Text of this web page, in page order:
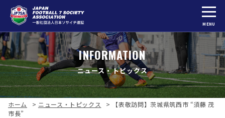
MENU
INFORMATION
ニュース・トピックス
ホーム > ニュース・トピックス >
【表敬訪問】茨城県筑西市 “須藤 茂
市長”